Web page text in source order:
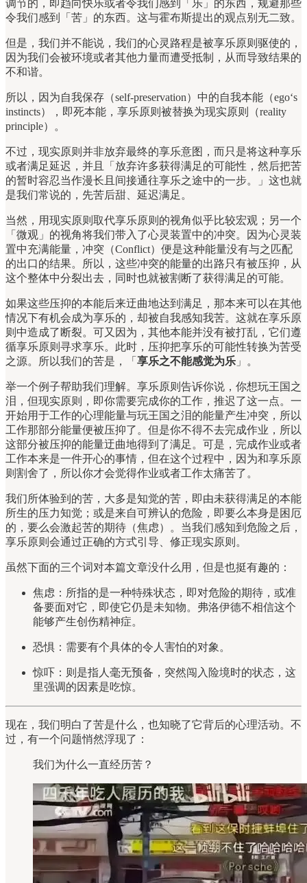
调节的，即趋向快乐或者令我们感到「乐」的东西，规避那些
令我们感到「苦」的东西。这与霍布斯提出的观点别无二致。
但是，我们并不能说，我们的心灵路程是被享乐原则驱使的，
因为我们会被环境或者其他力量而遭受抵制，从而导致结果的
不和谐。
所以，因为自我保存（self-preservation）中的自我本能（ego‘s
instincts），即死本能，享乐原则被替换为现实原则（reality
principle）。
不过，现实原则并非放弃最终的享乐意图，而只是将这种享乐
或者满足延迟，并且「放弃许多获得满足的可能性，然后把苦
的暂时容忍当作漫长且间接通往享乐之途中的一步。」这也就
是我们常说的，先苦后甜、延迟满足。
当然，用现实原则取代享乐原则的视角似乎比较宏观；另一个
「微观」的视角将我们带入了心灵装置中的冲突。因为心灵装
置中充满能量，冲突（Conflict）便是这种能量没有与之匹配
的出口的结果。所以，这些冲突的能量的出路只有被压抑，从
这个整体中分裂出去，同时也就被割断了获得满足的可能。
如果这些压抑的本能后来迂曲地达到满足，那本来可以在其他
情况下有机会成为享乐的，却被自我感知我苦。这就在享乐原
则中造成了断裂。可又因为，其他本能并没有被打乱，它们遵
循享乐原则寻求享乐。此时，压抑把享乐的可能性转换为苦受
之源。所以我们的苦是，「 享乐之不能感觉为乐 」。
举一个例子帮助我们理解。享乐原则告诉你说，你想玩王国之
泪，但现实原则，即你需要完成你的工作，推迟了这一点。一
开始用于工作的心理能量与玩王国之泪的能量产生冲突，所以
工作那部分能量便被压抑了。但是你不得不去完成作业，所以
这部分被压抑的能量迂曲地得到了满足。可是，完成作业或者
工作本来是一件开心的事情，但在这个过程中，因为和享乐原
则割舍了，所以你才会觉得作业或者工作太痛苦了。
我们所体验到的苦，大多是知觉的苦，即由未获得满足的本能
所生的压力知觉；或是来自可辨认的危险，即要么本身是困厄
的，要么会激起苦的期待（焦虑）。当我们感知到危险之后，
享乐原则会通过正确的方式引导、修正现实原则。
虽然下面的三个词对本篇文章没什么用，但是也挺有趣的：
焦虑：所指的是一种特殊状态，即对危险的期待，或准
备要面对它，即使它仍是未知物。弗洛伊德不相信这个
能够产生创伤精神症。
恐惧：需要有个具体的令人害怕的对象。
惊吓：则是指人毫无预备，突然闯入险境时的状态，这
里强调的因素是吃惊。
现在，我们明白了苦是什么，也知晓了它背后的心理活动。不
过，有一个问题悄然浮现了：
我们为什么一直经历苦？